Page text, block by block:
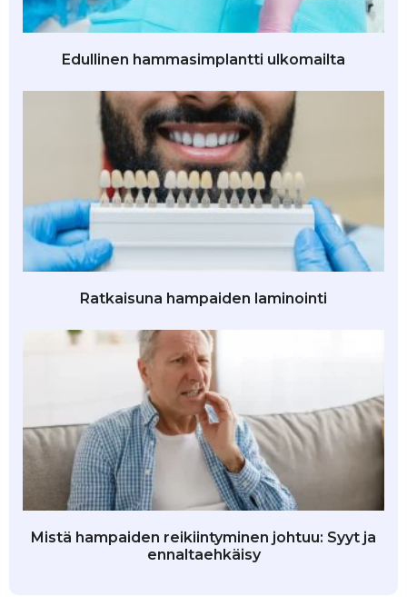
Edullinen hammasimplantti ulkomailta
Ratkaisuna hampaiden laminointi
Mistä hampaiden reikiintyminen johtuu: Syyt ja
ennaltaehkäisy